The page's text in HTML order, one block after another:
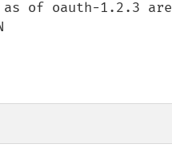
as of oauth-1.2.3 are